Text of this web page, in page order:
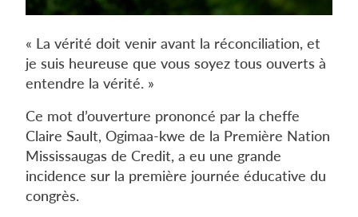
« La vérité doit venir avant la réconciliation, et
je suis heureuse que vous soyez tous ouverts à
entendre la vérité. »
Ce mot d’ouverture prononcé par la cheffe
Claire Sault, Ogimaa-kwe de la Première Nation
Mississaugas de Credit, a eu une grande
incidence sur la première journée éducative du
congrès.